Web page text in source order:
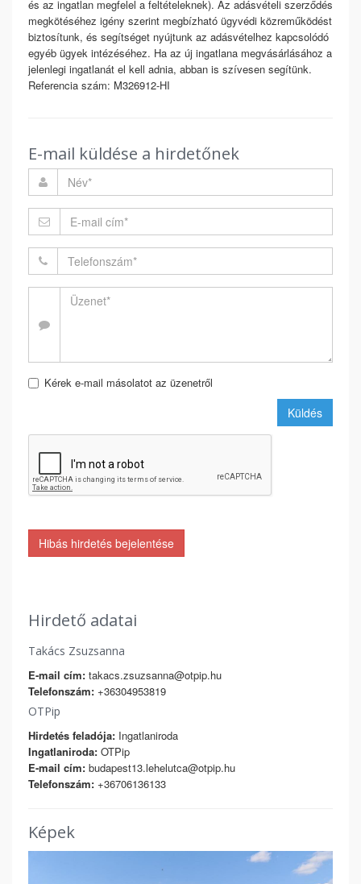
és az ingatlan megfelel a feltételeknek). Az adásvételi szerződés
megkötéséhez igény szerint megbízható ügyvédi közreműködést
biztosítunk, és segítséget nyújtunk az adásvételhez kapcsolódó
egyéb ügyek intézéséhez. Ha az új ingatlana megvásárlásához a
jelenlegi ingatlanát el kell adnia, abban is szívesen segítünk.
Referencia szám: M326912-HI
E-mail küldése a hirdetőnek
Kérek e-mail másolatot az üzenetről
Küldés
Hibás hirdetés bejelentése
Hirdető adatai
Takács Zsuzsanna
E-mail cím: takacs.zsuzsanna@otpip.hu
Telefonszám: +36304953819
OTPip
Hirdetés feladója: Ingatlaniroda
Ingatlaniroda: OTPip
E-mail cím: budapest13.lehelutca@otpip.hu
Telefonszám: +36706136133
Képek